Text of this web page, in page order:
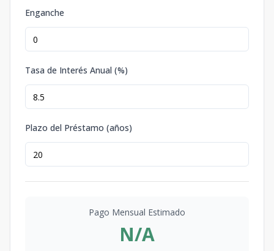
Enganche
Tasa de Interés Anual (%)
Plazo del Préstamo (años)
Pago Mensual Estimado
N/A